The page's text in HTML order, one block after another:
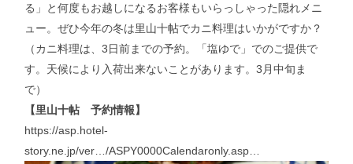
る」と何度もお越しになるお客様もいらっしゃった隠れメニ
ュー。ぜひ今年の冬は里山十帖でカニ料理はいかがですか？
（カニ料理は、3日前までの予約。「塩ゆで」でのご提供で
す。天候により入荷出来ないことがあります。3月中旬ま
で）
【里山十帖 予約情報】
https://asp.hotel-
story.ne.jp/ver…/ASPY0000Calendaronly.asp…